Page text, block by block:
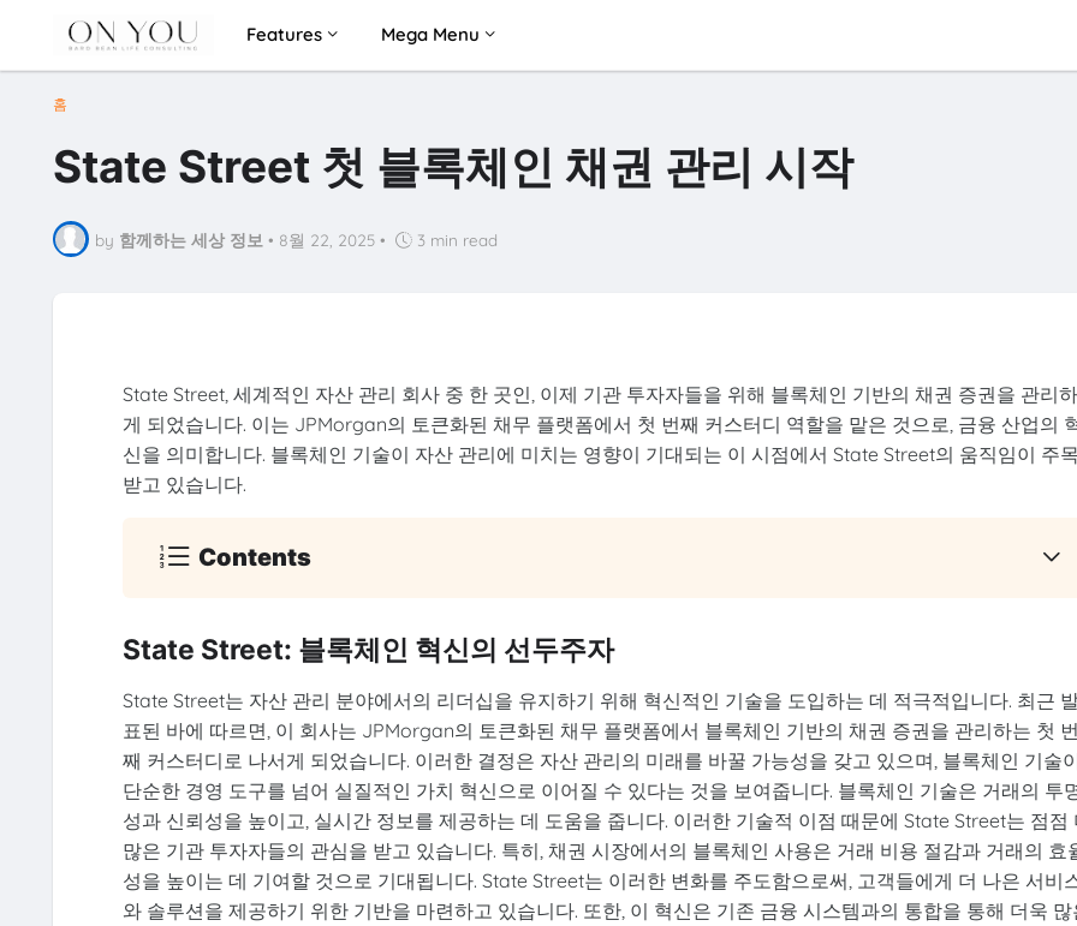
Features Mega Menu
홈
State Street 첫 블록체인 채권 관리 시작
by 함께하는 세상 정보 • 8월 22, 2025 • 3 min read
State Street, 세계적인 자산 관리 회사 중 한 곳인, 이제 기관 투자자들을 위해 블록체인 기반의 채권 증권을 관리하
게 되었습니다. 이는 JPMorgan의 토큰화된 채무 플랫폼에서 첫 번째 커스터디 역할을 맡은 것으로, 금융 산업의
신을 의미합니다. 블록체인 기술이 자산 관리에 미치는 영향이 기대되는 이 시점에서 State Street의 움직임이 주목
받고 있습니다.
Contents
State Street: 블록체인 혁신의 선두주자
State Street는 자산 관리 분야에서의 리더십을 유지하기 위해 혁신적인 기술을 도입하는 데 적극적입니다. 최근
표된 바에 따르면, 이 회사는 JPMorgan의 토큰화된 채무 플랫폼에서 블록체인 기반의 채권 증권을 관리하는 첫 번
째 커스터디로 나서게 되었습니다. 이러한 결정은 자산 관리의 미래를 바꿀 가능성을 갖고 있으며, 블록체인 기술
단순한 경영 도구를 넘어 실질적인 가치 혁신으로 이어질 수 있다는 것을 보여줍니다. 블록체인 기술은 거래의 투
성과 신뢰성을 높이고, 실시간 정보를 제공하는 데 도움을 줍니다. 이러한 기술적 이점 때문에 State Street는 점점
많은 기관 투자자들의 관심을 받고 있습니다. 특히, 채권 시장에서의 블록체인 사용은 거래 비용 절감과 거래의 효
성을 높이는 데 기여할 것으로 기대됩니다. State Street는 이러한 변화를 주도함으로써, 고객들에게 더 나은 서비
와 솔루션을 제공하기 위한 기반을 마련하고 있습니다. 또한, 이 혁신은 기존 금융 시스템과의 통합을 통해 더욱 많